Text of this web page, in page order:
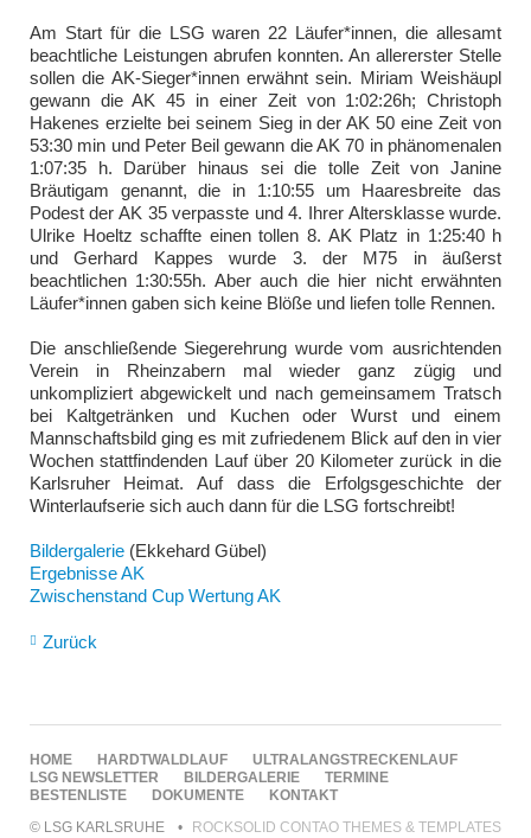
Am Start für die LSG waren 22 Läufer*innen, die allesamt
beachtliche Leistungen abrufen konnten. An allererster Stelle
sollen die AK-Sieger*innen erwähnt sein. Miriam Weishäupl
gewann die AK 45 in einer Zeit von 1:02:26h; Christoph
Hakenes erzielte bei seinem Sieg in der AK 50 eine Zeit von
53:30 min und Peter Beil gewann die AK 70 in phänomenalen
1:07:35 h. Darüber hinaus sei die tolle Zeit von Janine
Bräutigam genannt, die in 1:10:55 um Haaresbreite das
Podest der AK 35 verpasste und 4. Ihrer Altersklasse wurde.
Ulrike Hoeltz schaffte einen tollen 8. AK Platz in 1:25:40 h
und Gerhard Kappes wurde 3. der M75 in äußerst
beachtlichen 1:30:55h. Aber auch die hier nicht erwähnten
Läufer*innen gaben sich keine Blöße und liefen tolle Rennen.
Die anschließende Siegerehrung wurde vom ausrichtenden
Verein in Rheinzabern mal wieder ganz zügig und
unkompliziert abgewickelt und nach gemeinsamem Tratsch
bei Kaltgetränken und Kuchen oder Wurst und einem
Mannschaftsbild ging es mit zufriedenem Blick auf den in vier
Wochen stattfindenden Lauf über 20 Kilometer zurück in die
Karlsruher Heimat. Auf dass die Erfolgsgeschichte der
Winterlaufserie sich auch dann für die LSG fortschreibt!
Bildergalerie(Ekkehard Gübel)
Ergebnisse AK
Zwischenstand Cup Wertung AK
Zurück
NAVIGATION
ÜBERSPRINGEN
HOME HARDTWALDLAUF
ULTRALANGSTRECKENLAUF
LSG NEWSLETTER
BILDERGALERIE
TERMINE
BESTENLISTE
DOKUMENTE
KONTAKT
© LSG KARLSRUHE
ROCKSOLID CONTAO THEMES & TEMPLATES